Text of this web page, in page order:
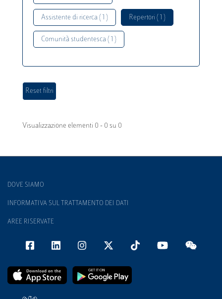
Assistente di ricerca ( 1 ) Repertori ( 1 )
Comunità studentesca ( 1 )
Visualizzazione elementi 0 - 0 su 0
DOVE SIAMO
INFORMATIVA SUL TRATTAMENTO DEI DATI
AREE RISERVATE